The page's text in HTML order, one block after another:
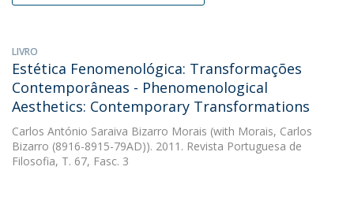
LIVRO
Estética Fenomenológica: Transformações
Contemporâneas - Phenomenological
Aesthetics: Contemporary Transformations
Carlos António Saraiva Bizarro Morais (with Morais, Carlos
Bizarro (8916-8915-79AD)). 2011. Revista Portuguesa de
Filosofia, T. 67, Fasc. 3